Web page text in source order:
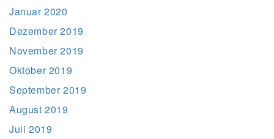
Januar 2020
Dezember 2019
November 2019
Oktober 2019
September 2019
August 2019
Juli 2019